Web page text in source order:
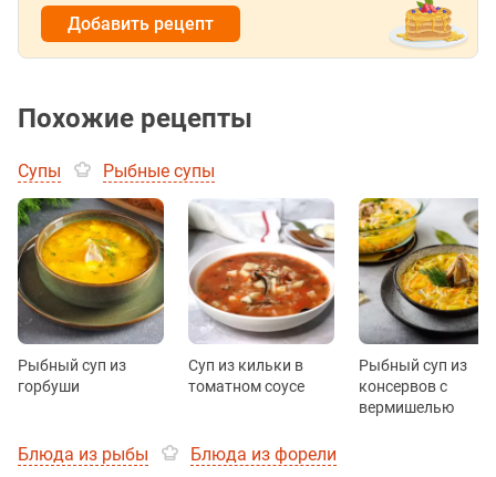
Добавить рецепт
Похожие рецепты
Супы Рыбные супы
Рыбный суп из
горбуши
Суп из кильки в
томатном соусе
Рыбный суп из
консервов с
вермишелью
Блюда из рыбы Блюда из форели